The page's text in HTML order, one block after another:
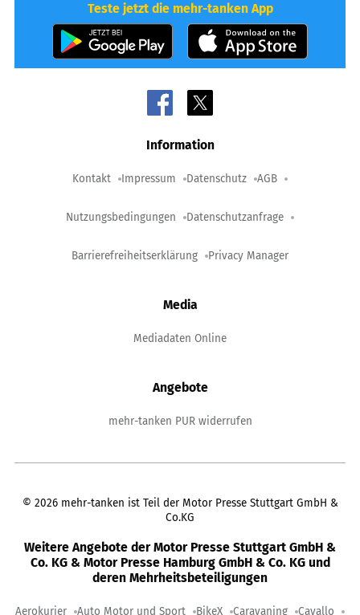
Teste jetzt die mehr-tanken App
Information
Kontakt Impressum Datenschutz AGB
Nutzungsbedingungen Datenschutzanfrage
Barrierefreiheitserklärung Privacy Manager
Media
Mediadaten Online
Angebote
mehr-tanken PUR widerrufen
© 2026 mehr-tanken ist Teil der Motor Presse Stuttgart GmbH &
Co.KG
Weitere Angebote der Motor Presse Stuttgart GmbH &
Co. KG & Motor Presse Hamburg GmbH & Co. KG und
deren Mehrheitsbeteiligungen
Aerokurier Auto Motor und Sport BikeX Caravaning Cavallo